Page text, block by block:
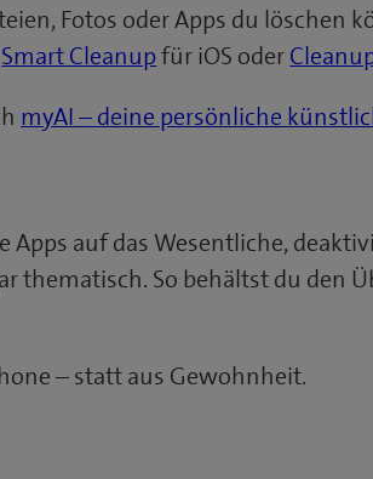
Fotos oder Apps du
Smart Cleanupfür iOS oder
myAI – deine persönliche
Apps auf das Wesentliche,
thematisch. So behältst du den
– statt aus Gewohnheit.